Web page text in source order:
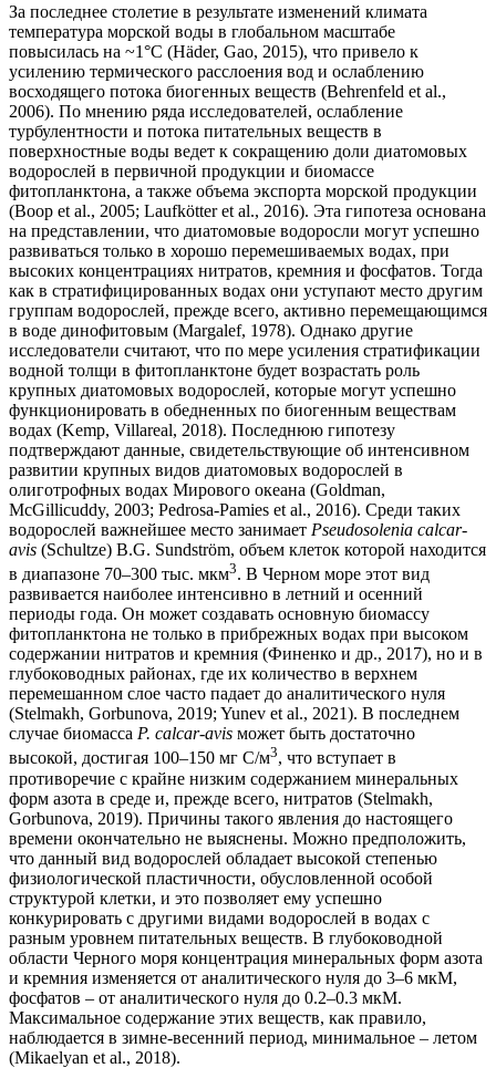
За последнее столетие в результате изменений климата
температура морской воды в глобальном масштабе
повысилась на ~1°C (Häder, Gao, 2015), что привело к
усилению термического расслоения вод и ослаблению
восходящего потока биогенных веществ (Behrenfeld et al.,
2006). По мнению ряда исследователей, ослабление
турбулентности и потока питательных веществ в
поверхностные воды ведет к сокращению доли диатомовых
водорослей в первичной продукции и биомассе
фитопланктона, а также объема экспорта морской продукции
(Boop et al., 2005; Laufkötter et al., 2016). Эта гипотеза основана
на представлении, что диатомовые водоросли могут успешно
развиваться только в хорошо перемешиваемых водах, при
высоких концентрациях нитратов, кремния и фосфатов. Тогда
как в стратифицированных водах они уступают место другим
группам водорослей, прежде всего, активно перемещающимся
в воде динофитовым (Margalef, 1978). Однако другие
исследователи считают, что по мере усиления стратификации
водной толщи в фитопланктоне будет возрастать роль
крупных диатомовых водорослей, которые могут успешно
функционировать в обедненных по биогенным веществам
водах (Kemp, Villareal, 2018). Последнюю гипотезу
подтверждают данные, свидетельствующие об интенсивном
развитии крупных видов диатомовых водорослей в
олиготрофных водах Мирового океана (Goldman,
McGillicuddy, 2003; Pedrosa-Pamies et al., 2016). Среди таких
водорослей важнейшее место занимает Pseudosolenia calcar-
avis (Schultze) B.G. Sundström, объем клеток которой находится
в диапазоне 70–300 тыс. мкм3. В Черном море этот вид
развивается наиболее интенсивно в летний и осенний
периоды года. Он может создавать основную биомассу
фитопланктона не только в прибрежных водах при высоком
содержании нитратов и кремния (Финенко и др., 2017), но и в
глубоководных районах, где их количество в верхнем
перемешанном слое часто падает до аналитического нуля
(Stelmakh, Gorbunova, 2019; Yunev et al., 2021). В последнем
случае биомасса P. calcar-avis может быть достаточно
высокой, достигая 100–150 мг С/м3, что вступает в
противоречие с крайне низким содержанием минеральных
форм азота в среде и, прежде всего, нитратов (Stelmakh,
Gorbunova, 2019). Причины такого явления до настоящего
времени окончательно не выяснены. Можно предположить,
что данный вид водорослей обладает высокой степенью
физиологической пластичности, обусловленной особой
структурой клетки, и это позволяет ему успешно
конкурировать с другими видами водорослей в водах с
разным уровнем питательных веществ. В глубоководной
области Черного моря концентрация минеральных форм азота
и кремния изменяется от аналитического нуля до 3–6 мкМ,
фосфатов – от аналитического нуля до 0.2–0.3 мкМ.
Максимальное содержание этих веществ, как правило,
наблюдается в зимне-весенний период, минимальное – летом
(Mikaelyan et al., 2018).